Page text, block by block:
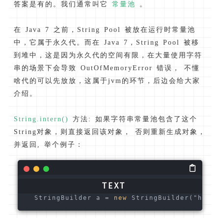
答案是有的。我们通常叫它 常量池 。
在 Java 7 之前，String Pool 被放在运行时常量池
中，它属于永久代。而在 Java 7，String Pool 被移
到堆中，这是因为永久代的空间有限，在大量使用字符
串的场景下会导致 OutOfMemoryError 错误， 不懂
啥代的可以先放放，这属于jvm的环节，后边会给大家
介绍。
String.intern()
方法: 如果字符串常量池包含了这个
String对象，则直接返回该对象， 否则重新生成对象，
并返回, 举个例子：
StringBuilder a = new